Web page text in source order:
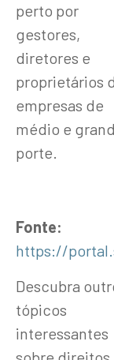
perto por
gestores,
diretores e
proprietários
empresas de
médio e
porte.
Fonte:
https://
Descubra
tópicos
interessantes